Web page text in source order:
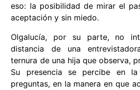
eso: la posibilidad de mirar el
aceptación y sin miedo.
Olgalucía, por su parte, no
distancia de una
ternura de una hija que observa,
Su presencia se percibe en
preguntas, en la manera en que